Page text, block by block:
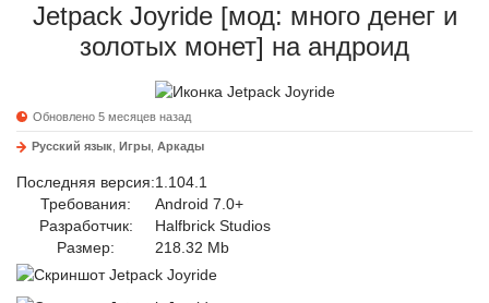
Jetpack Joyride [мод: много денег и
золотых монет] на андроид
Обновлено 5 месяцев назад
Русский язык Игры Аркады
Последняя версия:1.104.1
Требования:
Android 7.0+
Разработчик:
Halfbrick Studios
Размер:
218.32 Mb